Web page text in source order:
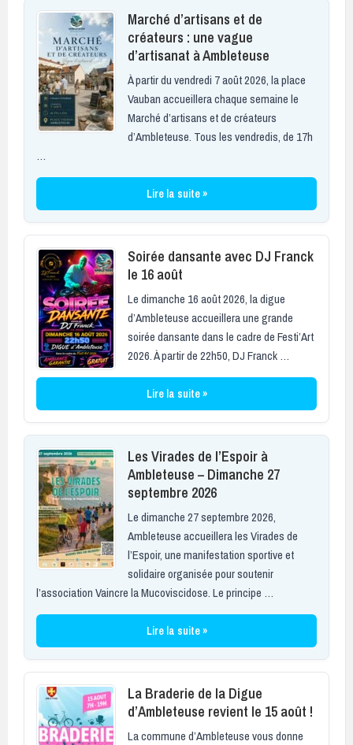
Marché d’artisans et de
créateurs : une vague
d’artisanat à Ambleteuse
À partir du vendredi 7 août 2026, la place
Vauban accueillera chaque semaine le
Marché d’artisans et de créateurs
d’Ambleteuse. Tous les vendredis, de 17h
…
Lire la suite »
Soirée dansante avec DJ Franck
le 16 août
Le dimanche 16 août 2026, la digue
d’Ambleteuse accueillera une grande
soirée dansante dans le cadre de Festi’Art
2026. À partir de 22h50, DJ Franck …
Lire la suite »
Les Virades de l’Espoir à
Ambleteuse – Dimanche 27
septembre 2026
Le dimanche 27 septembre 2026,
Ambleteuse accueillera les Virades de
l’Espoir, une manifestation sportive et
solidaire organisée pour soutenir
l’association Vaincre la Mucoviscidose. Le principe …
Lire la suite »
La Braderie de la Digue
d’Ambleteuse revient le 15 août !
La commune d’Ambleteuse vous donne